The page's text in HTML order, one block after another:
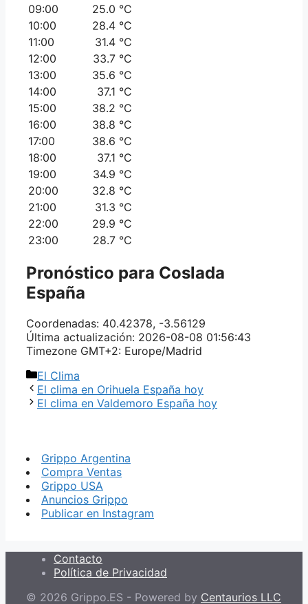
09:00
25.0 °C
10:00
28.4 °C
11:00
31.4 °C
12:00
33.7 °C
13:00
35.6 °C
14:00
37.1 °C
15:00
38.2 °C
16:00
38.8 °C
17:00
38.6 °C
18:00
37.1 °C
19:00
34.9 °C
20:00
32.8 °C
21:00
31.3 °C
22:00
29.9 °C
23:00
28.7 °C
Pronóstico para Coslada
España
Coordenadas: 40.42378, -3.56129
Última actualización: 2026-08-08 01:56:43
Timezone GMT+2: Europe/Madrid
Categorías
El Clima
El clima en Orihuela España hoy
El clima en Valdemoro España hoy
Grippo Argentina
Compra Ventas
Grippo USA
Anuncios Grippo
Publicar en Instagram
Contacto
Política de Privacidad
© 2026 Grippo.ES - Powered by Centaurios LLC